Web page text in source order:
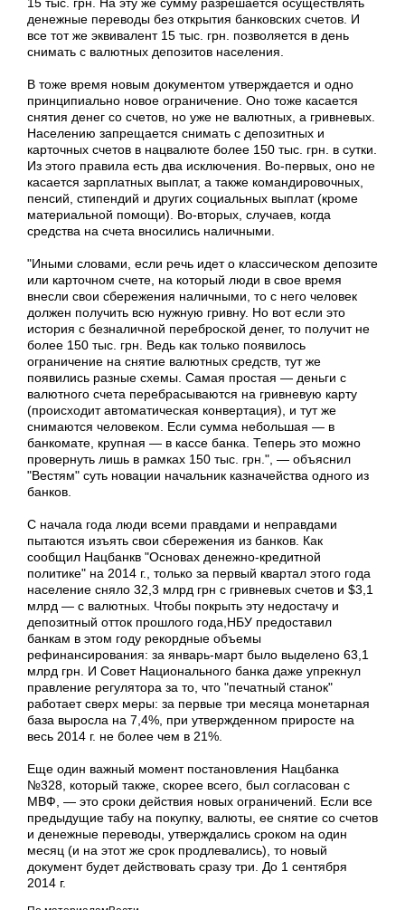
денежные переводы без открытия банковских счетов. И
все тот же эквивалент 15 тыс. грн. позволяется в день
снимать с валютных депозитов населения.
В тоже время новым документом утверждается и одно
принципиально новое ограничение. Оно тоже касается
снятия денег со счетов, но уже не валютных, а гривневых.
Населению запрещается снимать с депозитных и
карточных счетов в нацвалюте более 150 тыс. грн. в сутки.
Из этого правила есть два исключения. Во-первых, оно не
касается зарплатных выплат, а также командировочных,
пенсий, стипендий и других социальных выплат (кроме
материальной помощи). Во-вторых, случаев, когда
средства на счета вносились наличными.
"Иными словами, если речь идет о классическом депозите
или карточном счете, на который люди в свое время
внесли свои сбережения наличными, то с него человек
должен получить всю нужную гривну. Но вот если это
история с безналичной переброской денег, то получит не
более 150 тыс. грн. Ведь как только появилось
ограничение на снятие валютных средств, тут же
появились разные схемы. Самая простая — деньги с
валютного счета перебрасываются на гривневую карту
(происходит автоматическая конвертация), и тут же
снимаются человеком. Если сумма небольшая — в
банкомате, крупная — в кассе банка. Теперь это можно
провернуть лишь в рамках 150 тыс. грн.", — объяснил
"Вестям" суть новации начальник казначейства одного из
банков.
С начала года люди всеми правдами и неправдами
пытаются изъять свои сбережения из банков. Как
сообщил Нацбанкв "Основах денежно-кредитной
политике" на 2014 г., только за первый квартал этого года
население сняло 32,3 млрд грн с гривневых счетов и $3,1
млрд — с валютных. Чтобы покрыть эту недостачу и
депозитный отток прошлого года, НБУ предоставил
банкам в этом году рекордные объемы
рефинансирования: за январь-март было выделено 63,1
млрд грн. И Совет Национального банка даже упрекнул
правление регулятора за то, что "печатный станок"
работает сверх меры: за первые три месяца монетарная
база выросла на 7,4%, при утвержденном приросте на
весь 2014 г. не более чем в 21%.
Еще один важный момент постановления Нацбанка
№328, который также, скорее всего, был согласован с
МВФ, — это сроки действия новых ограничений. Если все
предыдущие табу на покупку, валюты, ее снятие со счетов
и денежные переводы, утверждались сроком на один
месяц (и на этот же срок продлевались), то новый
документ будет действовать сразу три. До 1 сентября
2014 г.